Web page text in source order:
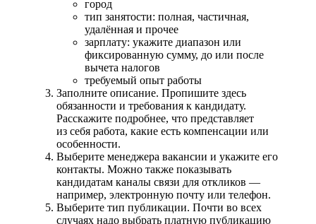
город
тип занятости: полная, частичная,
удалённая и прочее
зарплату: укажите диапазон или
фиксированную сумму, до или после
вычета налогов
требуемый опыт работы
Заполните описание. Пропишите здесь
обязанности и требования к кандидату.
Расскажите подробнее, что представляет
из себя работа, какие есть компенсации или
особенности.
Выберите менеджера вакансии и укажите его
контакты. Можно также показывать
кандидатам каналы связи для откликов —
например, электронную почту или телефон.
Выберите тип публикации. Почти во всех
случаях надо выбрать платную публикацию